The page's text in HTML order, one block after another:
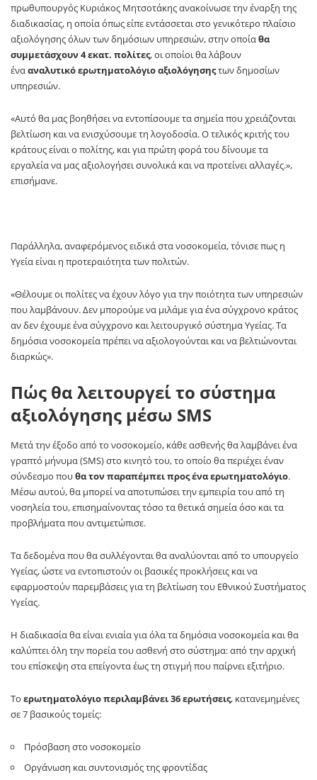
πρωθυπουργός Κυριάκος Μητσοτάκης ανακοίνωσε την έναρξη της
διαδικασίας, η οποία όπως είπε εντάσσεται στο γενικότερο πλαίσιο
αξιολόγησης όλων των δημόσιων υπηρεσιών, στην οποίαθα
συμμετάσχουν 4 εκατ. πολίτες, οι οποίοι θα λάβουν
ένααναλυτικό ερωτηματολόγιο αξιολόγησηςτων δημοσίων
υπηρεσιών.
«Αυτό θα μας βοηθήσει να εντοπίσουμε τα σημεία που χρειάζονται
βελτίωση και να ενισχύσουμε τη λογοδοσία. Ο τελικός κριτής του
κράτους είναι ο πολίτης, και για πρώτη φορά του δίνουμε τα
εργαλεία να μας αξιολογήσει συνολικά και να προτείνει αλλαγές.»,
επισήμανε.
Παράλληλα, αναφερόμενος ειδικά στα νοσοκομεία, τόνισε πως η
Υγεία είναι η προτεραιότητα των πολιτών.
«Θέλουμε οι πολίτες να έχουν λόγο για την ποιότητα των υπηρεσιών
που λαμβάνουν. Δεν μπορούμε να μιλάμε για ένα σύγχρονο κράτος
αν δεν έχουμε ένα σύγχρονο και λειτουργικό σύστημα Υγείας. Τα
δημόσια νοσοκομεία πρέπει να αξιολογούνται και να βελτιώνονται
διαρκώς».
Πώς θα λειτουργεί το σύστημα
αξιολόγησης μέσω SMS
Μετά την έξοδο από το νοσοκομείο, κάθε ασθενής θα λαμβάνει ένα
γραπτό μήνυμα (SMS) στο κινητό του, το οποίο θα περιέχει έναν
σύνδεσμο πουθα τον παραπέμπει προς ένα ερωτηματολόγιο.
Μέσω αυτού, θα μπορεί να αποτυπώσει την εμπειρία του από τη
νοσηλεία του, επισημαίνοντας τόσο τα θετικά σημεία όσο και τα
προβλήματα που αντιμετώπισε.
Τα δεδομένα που θα συλλέγονται θα αναλύονται από το υπουργείο
Υγείας, ώστε να εντοπιστούν οι βασικές προκλήσεις και να
εφαρμοστούν παρεμβάσεις για τη βελτίωση του Εθνικού Συστήματος
Υγείας.
Η διαδικασία θα είναι ενιαία για όλα τα δημόσια νοσοκομεία και θα
καλύπτει όλη την πορεία του ασθενή στο σύστημα: από την αρχική
του επίσκεψη στα επείγοντα έως τη στιγμή που παίρνει εξιτήριο.
Το ερωτηματολόγιο περιλαμβάνει 36 ερωτήσεις, κατανεμημένες
σε 7 βασικούς τομείς:
Πρόσβαση στο νοσοκομείο
Οργάνωση και συντονισμός της φροντίδας